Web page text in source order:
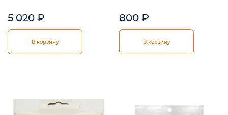
5 020 ₽
В корзину
800 ₽
В корзину